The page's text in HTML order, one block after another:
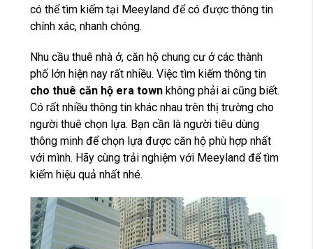
có thể tìm kiếm tại Meeyland để có được thông tin
chính xác, nhanh chóng.
Nhu cầu thuê nhà ở, căn hộ chung cư ở các thành
phố lớn hiện nay rất nhiều. Việc tìm kiếm thông tin
cho thuê căn hộ era town không phải ai cũng biết.
Có rất nhiều thông tin khác nhau trên thị trường cho
người thuê chọn lựa. Bạn cần là người tiêu dùng
thông minh để chọn lựa được căn hộ phù hợp nhất
với mình. Hãy cùng trải nghiệm với Meeyland để tìm
kiếm hiệu quả nhất nhé.